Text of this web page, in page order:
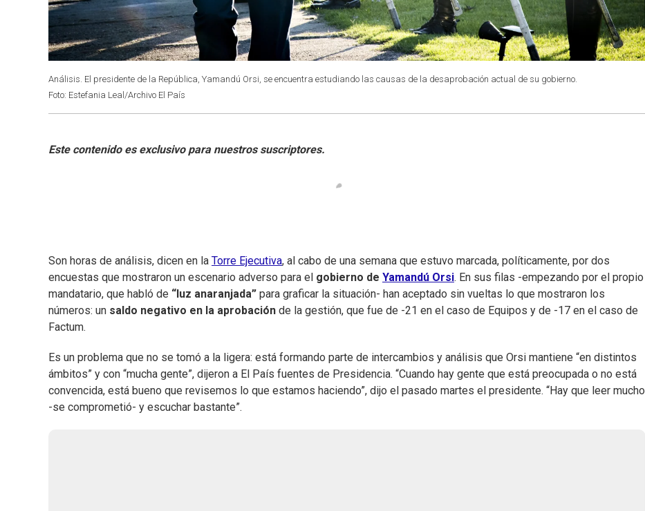
Análisis. El presidente de la República, Yamandú Orsi, se encuentra estudiando las causas de la desaprobación actual de su gobierno.
Foto: Estefania Leal/Archivo El País
Son horas de análisis, dicen en la Torre Ejecutiva, al cabo de una semana que estuvo marcada, políticamente, por dos
encuestas que mostraron un escenario adverso para el gobierno de Yamandú Orsi. En sus filas -empezando por el propio
mandatario, que habló de “luz anaranjada” para graficar la situación- han aceptado sin vueltas lo que mostraron los
números: un saldo negativo en la aprobación de la gestión, que fue de -21 en el caso de Equipos y de -17 en el caso de
Factum.
Es un problema que no se tomó a la ligera: está formando parte de intercambios y análisis que Orsi mantiene “en distintos
ámbitos” y con “mucha gente”, dijeron a El País fuentes de Presidencia. “Cuando hay gente que está preocupada o no está
convencida, está bueno que revisemos lo que estamos haciendo”, dijo el pasado martes el presidente. “Hay que leer mucho
-se comprometió- y escuchar bastante”.